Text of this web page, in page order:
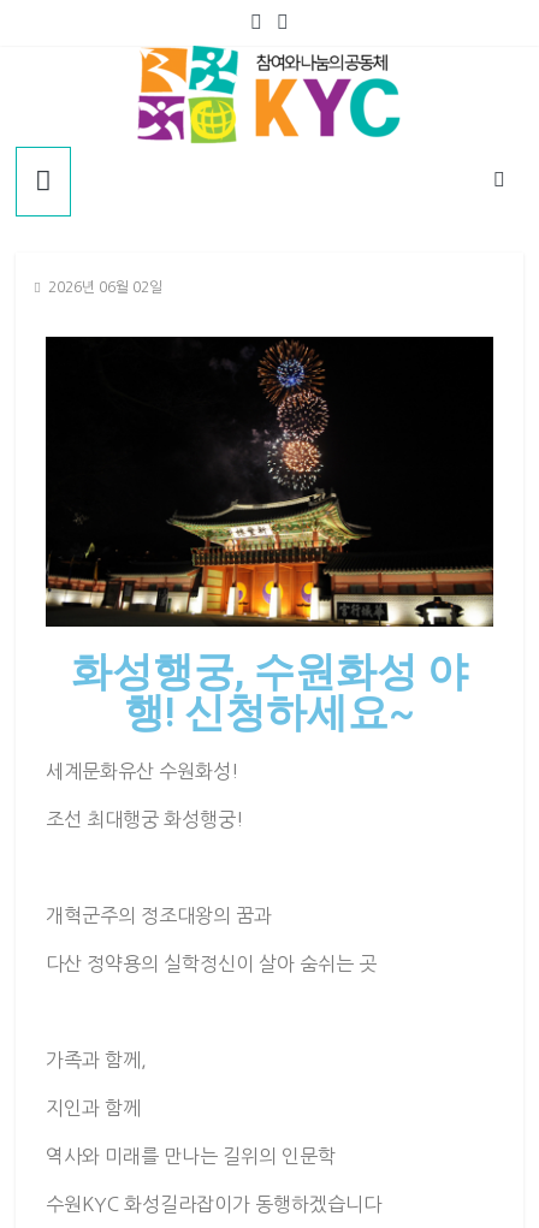
2026년 06월 02일
화성행궁, 수원화성 야
행! 신청하세요~
세계문화유산 수원화성!
조선 최대행궁 화성행궁!
개혁군주의 정조대왕의 꿈과
다산 정약용의 실학정신이 살아 숨쉬는 곳
가족과 함께,
지인과 함께
역사와 미래를 만나는 길위의 인문학
수원KYC 화성길라잡이가 동행하겠습니다